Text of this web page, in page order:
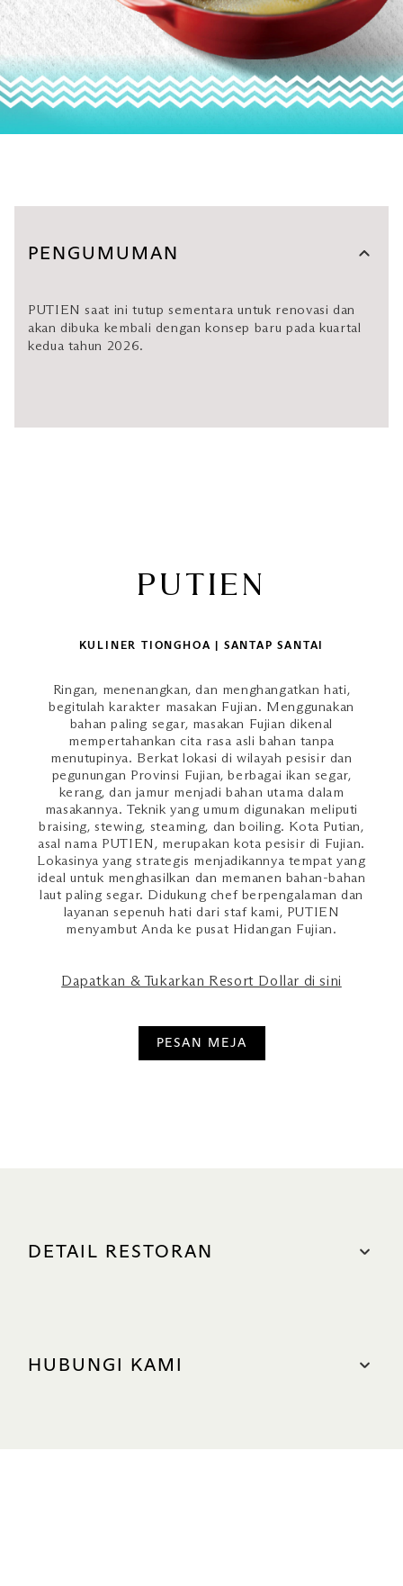
PENGUMUMAN
PUTIEN saat ini tutup sementara untuk renovasi dan
akan dibuka kembali dengan konsep baru pada kuartal
kedua tahun 2026.
PUTIEN
KULINER TIONGHOA | SANTAP SANTAI
Ringan, menenangkan, dan menghangatkan hati,
begitulah karakter masakan Fujian. Menggunakan
bahan paling segar, masakan Fujian dikenal
mempertahankan cita rasa asli bahan tanpa
menutupinya. Berkat lokasi di wilayah pesisir dan
pegunungan Provinsi Fujian, berbagai ikan segar,
kerang, dan jamur menjadi bahan utama dalam
masakannya. Teknik yang umum digunakan meliputi
braising, stewing, steaming, dan boiling. Kota Putian,
asal nama PUTIEN, merupakan kota pesisir di Fujian.
Lokasinya yang strategis menjadikannya tempat yang
ideal untuk menghasilkan dan memanen bahan-bahan
laut paling segar. Didukung chef berpengalaman dan
layanan sepenuh hati dari staf kami, PUTIEN
menyambut Anda ke pusat Hidangan Fujian.
Dapatkan & Tukarkan Resort Dollar di sini
PESAN MEJA
DETAIL RESTORAN
Tempat parkir terdekat: North (Green Zone)
HUBUNGI KAMI